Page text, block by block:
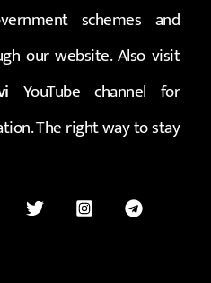
schemes and
our website. Also visit
YouTube channel for
The right way to stay